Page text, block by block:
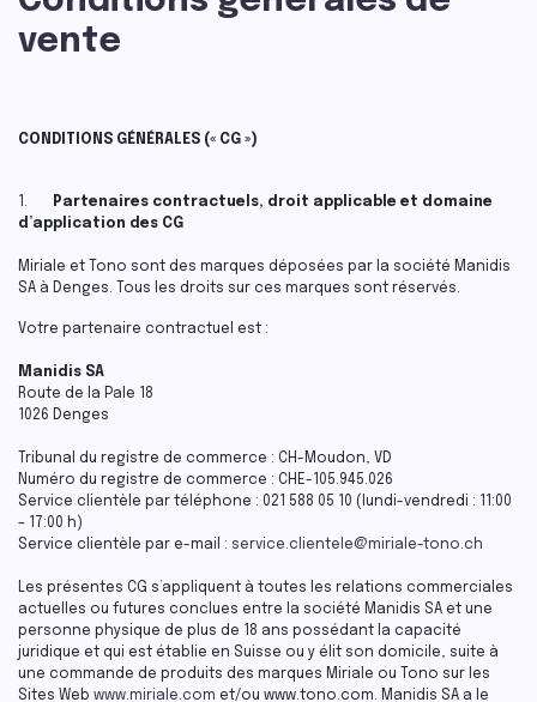
vente
CONDITIONS GÉNÉRALES (« CG »)
1.
Partenaires contractuels, droit applicable et domaine
d’application des CG
Miriale et Tono sont des marques déposées par la société Manidis
SA à Denges. Tous les droits sur ces marques sont réservés.
Votre partenaire contractuel est :
Manidis SA
Route de la Pale 18
1026 Denges
Tribunal du registre de commerce : CH-Moudon, VD
Numéro du registre de commerce : CHE-105.945.026
Service clientèle par téléphone : 021 588 05 10 (lundi-vendredi : 11:00
– 17:00 h)
Service clientèle par e-mail : service.clientele@miriale-tono.ch
Les présentes CG s’appliquent à toutes les relations commerciales
actuelles ou futures conclues entre la société Manidis SA et une
personne physique de plus de 18 ans possédant la capacité
juridique et qui est établie en Suisse ou y élit son domicile, suite à
une commande de produits des marques Miriale ou Tono sur les
Sites Web www.miriale.com et/ou www.tono.com. Manidis SA a le